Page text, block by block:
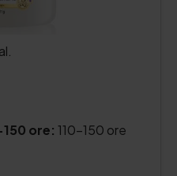
ore: 110-150 ore